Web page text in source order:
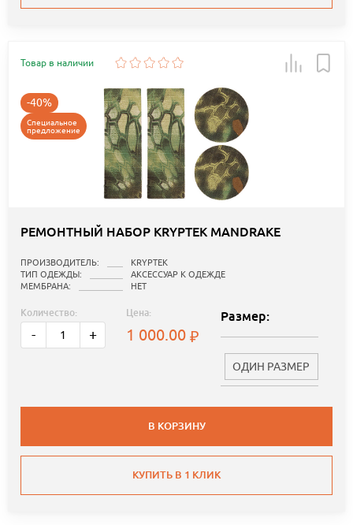
Товар в наличии
-40%
Специальное
предложение
РЕМОНТНЫЙ НАБОР KRYPTEK MANDRAKE
ПРОИЗВОДИТЕЛЬ:
KRYPTEK
ТИП ОДЕЖДЫ:
АКСЕССУАР К ОДЕЖДЕ
МЕМБРАНА:
НЕТ
Количество:
- +
Цена:
1 000.00
Размер:
ОДИН РАЗМЕР
В КОРЗИНУ
КУПИТЬ В 1 КЛИК